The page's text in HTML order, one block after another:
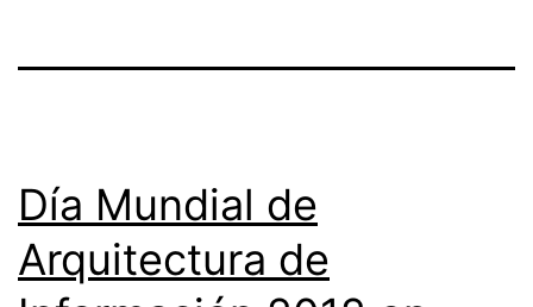
Día Mundial de
Arquitectura de